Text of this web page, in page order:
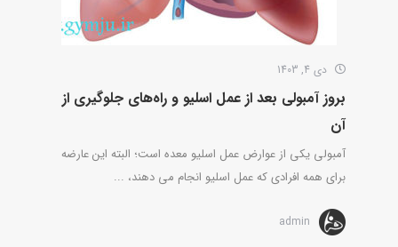
دی 4, 1403
بروز آمبولی بعد از عمل اسلیو و راه‌های جلوگیری از
آن
آمبولی یکی از عوارض عمل اسلیو معده است؛ البته این عارضه
برای همه افرادی که عمل اسلیو انجام می دهند، ...
admin